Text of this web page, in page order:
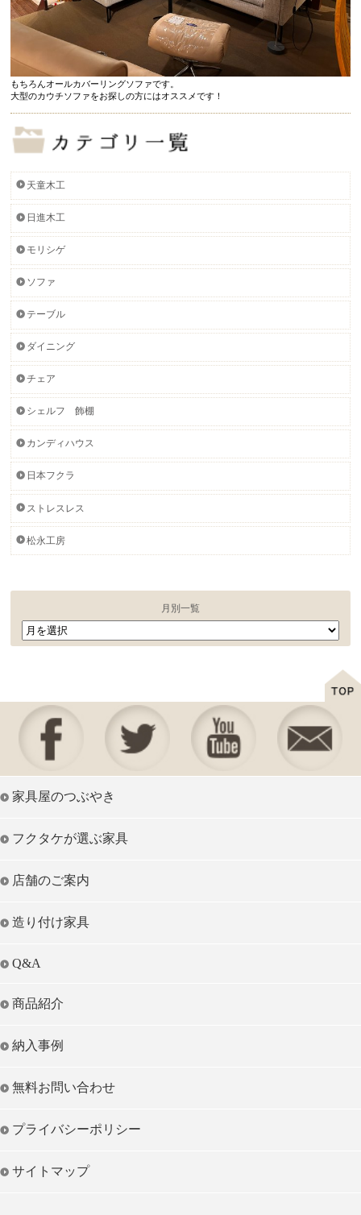
もちろんオールカバーリングソファです。
大型のカウチソファをお探しの方にはオススメです！
天童木工
日進木工
モリシゲ
ソファ
テーブル
ダイニング
チェア
シェルフ 飾棚
カンディハウス
日本フクラ
ストレスレス
松永工房
月別一覧
家具屋のつぶやき
フクタケが選ぶ家具
店舗のご案内
造り付け家具
Q&A
商品紹介
納入事例
無料お問い合わせ
プライバシーポリシー
サイトマップ